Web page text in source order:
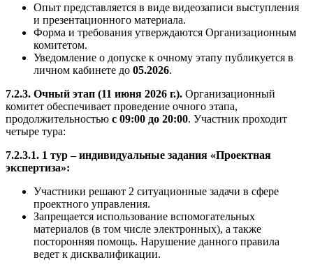
Опыт представляется в виде видеозаписи выступления
и презентационного материала.
Форма и требования утверждаются Организационным
комитетом.
Уведомление о допуске к очному этапу публикуется в
личном кабинете до 05.2026.
7.2.3. Очный этап (11 июня 2026 г.). Организационный
комитет обеспечивает проведение очного этапа,
продолжительностью с 09:00 до 20:00. Участник проходит
четыре тура:
7.2.3.1. 1 тур – индивидуальные задания «Проектная
экспертиза»:
Участники решают 2 ситуационные задачи в сфере
проектного управления.
Запрещается использование вспомогательных
материалов (в том числе электронных), а также
посторонняя помощь. Нарушение данного правила
ведет к дисквалификации.